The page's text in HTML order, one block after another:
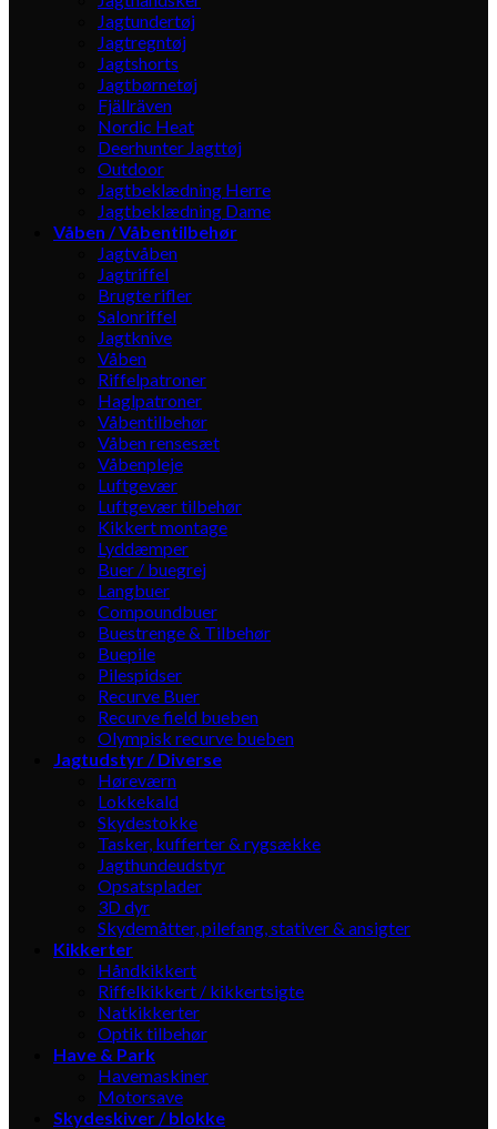
Jagtundertøj
Jagtregntøj
Jagtshorts
Jagtbørnetøj
Fjällräven
Nordic Heat
Deerhunter Jagttøj
Outdoor
Jagtbeklædning Herre
Jagtbeklædning Dame
Våben / Våbentilbehør
Jagtvåben
Jagtriffel
Brugte rifler
Salonriffel
Jagtknive
Våben
Riffelpatroner
Haglpatroner
Våbentilbehør
Våben rensesæt
Våbenpleje
Luftgevær
Luftgevær tilbehør
Kikkert montage
Lyddæmper
Buer / buegrej
Langbuer
Compoundbuer
Buestrenge & Tilbehør
Buepile
Pilespidser
Recurve Buer
Recurve field bueben
Olympisk recurve bueben
Jagtudstyr / Diverse
Høreværn
Lokkekald
Skydestokke
Tasker, kufferter & rygsække
Jagthundeudstyr
Opsatsplader
3D dyr
Skydemåtter, pilefang, stativer & ansigter
Kikkerter
Håndkikkert
Riffelkikkert / kikkertsigte
Natkikkerter
Optik tilbehør
Have & Park
Havemaskiner
Motorsave
Skydeskiver / blokke